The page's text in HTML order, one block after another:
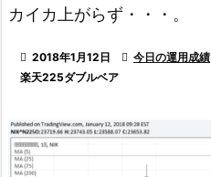
カイカ上がらず・・・。
 2018年1月12日  今日の運用成績
楽天225ダブルベア